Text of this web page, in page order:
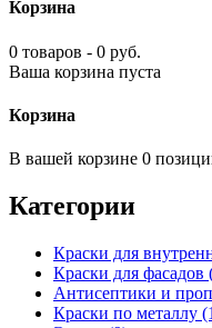
Корзина
0 товаров - 0 руб.
Ваша корзина пуста
Корзина
В вашей корзине 0
Категории
Краски для
Краски для фасадов
Антисептики и
Краски по металлу